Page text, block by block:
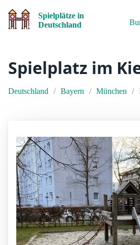
Spielplätze in
Deutschland
Spielplatz im
Deutschland Bayern München